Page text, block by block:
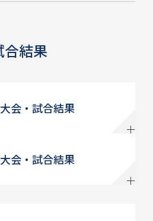
結果
会・試合結果
会・試合結果